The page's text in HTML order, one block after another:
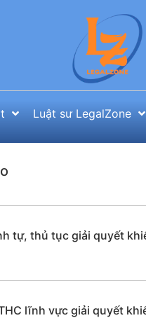
Luật sư LegalZone
tự, thủ tục giải quyết
lĩnh vực giải quyết